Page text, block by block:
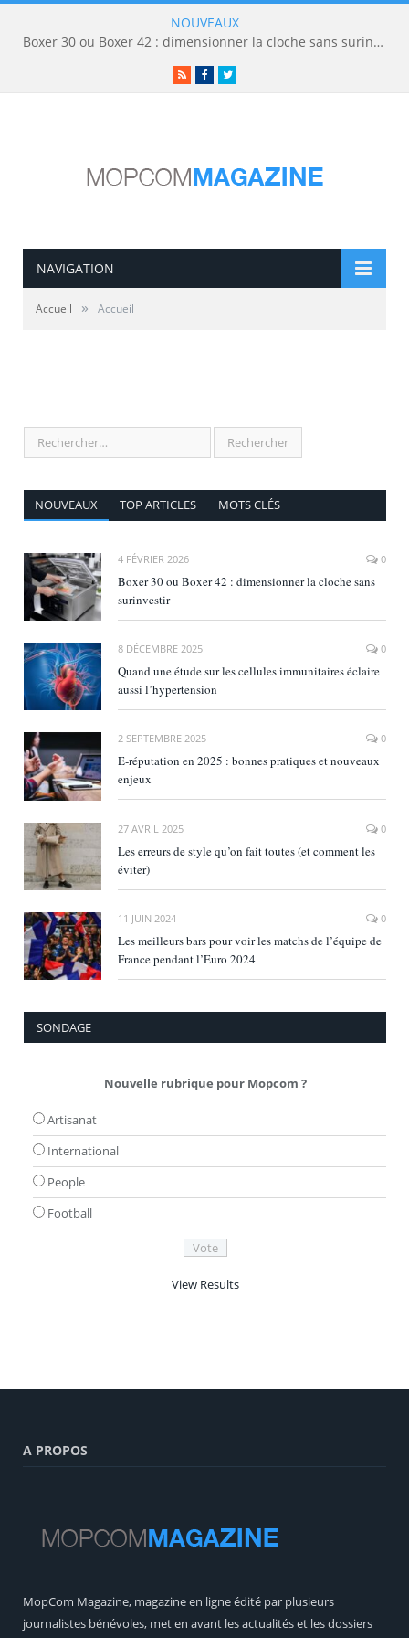
NOUVEAUX
Boxer 30 ou Boxer 42 : dimensionner la cloche sans surinvestir
RSSFacebookTwitter
NAVIGATION
Accueil » Accueil
NOUVEAUX TOP ARTICLES MOTS CLÉS
4 FÉVRIER 2026 0
Boxer 30 ou Boxer 42 : dimensionner la cloche sans
surinvestir
8 DÉCEMBRE 2025 0
Quand une étude sur les cellules immunitaires éclaire
aussi l’hypertension
2 SEPTEMBRE 2025 0
E‑réputation en 2025 : bonnes pratiques et nouveaux
enjeux
27 AVRIL 2025 0
Les erreurs de style qu’on fait toutes (et comment les
éviter)
11 JUIN 2024 0
Les meilleurs bars pour voir les matchs de l’équipe de
France pendant l’Euro 2024
SONDAGE
Nouvelle rubrique pour Mopcom ?
Artisanat
International
People
Football
View Results
A PROPOS
MopCom Magazine, magazine en ligne édité par plusieurs
journalistes bénévoles, met en avant les actualités et les dossiers